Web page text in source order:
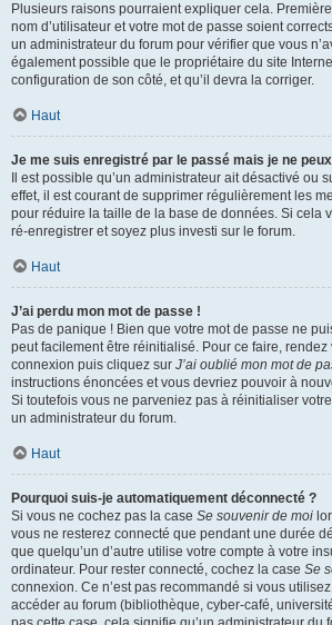
Plusieurs raisons pourraient expliquer cela.
nom d’utilisateur et votre mot de passe soient
un administrateur du forum pour vérifier que vous
également possible que le propriétaire du site
configuration de son côté, et qu’il devra la corriger.
Haut
Je me suis enregistré par le passé mais je ne
Il est possible qu’un administrateur ait désactivé ou
effet, il est courant de supprimer régulièrement les
pour réduire la taille de la base de données. Si cela
ré-enregistrer et soyez plus investi sur le forum.
Haut
J’ai perdu mon mot de passe !
Pas de panique ! Bien que votre mot de passe ne
peut facilement être réinitialisé. Pour ce faire, rendez
connexion puis cliquez sur J’ai oublié mon mot de
instructions énoncées et vous devriez pouvoir à
Si toutefois vous ne parveniez pas à réinitialiser
un administrateur du forum.
Haut
Pourquoi suis-je automatiquement déconnecté ?
Si vous ne cochez pas la case Se souvenir de moi
vous ne resterez connecté que pendant une durée
que quelqu’un d’autre utilise votre compte à votre
ordinateur. Pour rester connecté, cochez la case Se
connexion. Ce n’est pas recommandé si vous
accéder au forum (bibliothèque, cyber-café,